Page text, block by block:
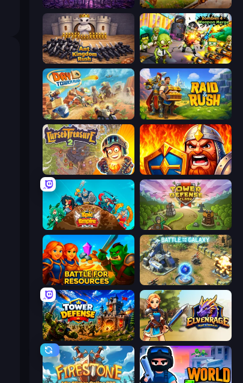
Idle Zombie Wave: Survivors Infinity Kingdom
Ant Kingdom Rush Zombies 4 Weapon Merge
Day D Tower Rush Raid & Rush
Cursed Treasure 2 WarLink: Crown & Clash
Epic Empire: Tower Defense Tower Defense Clash
Battle for Resources Battle for the Galaxy
Tower Defense Elvenrage